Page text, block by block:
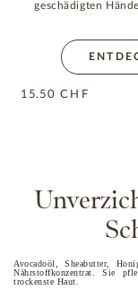
geschädigten
15.50 CHF
Avocadoöl, Sheabutter,
Nährstoffkonzentrat. Sie
trockenste Haut.